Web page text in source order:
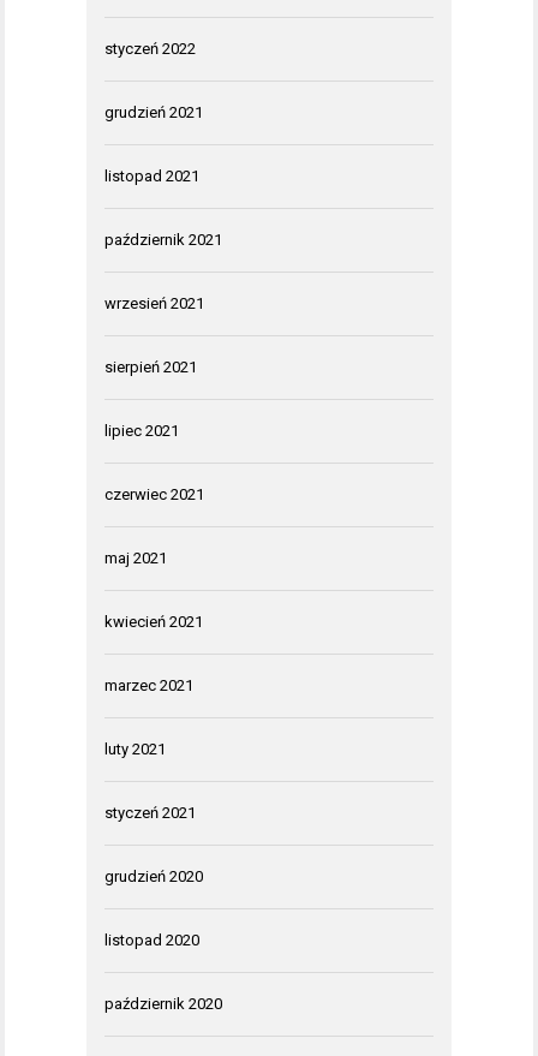
styczeń 2022
grudzień 2021
listopad 2021
październik 2021
wrzesień 2021
sierpień 2021
lipiec 2021
czerwiec 2021
maj 2021
kwiecień 2021
marzec 2021
luty 2021
styczeń 2021
grudzień 2020
listopad 2020
październik 2020